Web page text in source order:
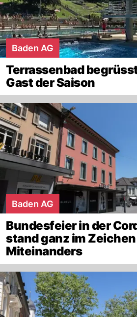
Baden AG
Terrassenbad
Gast der Saison
Baden AG
Bundesfeier in der
stand ganz im
Miteinanders